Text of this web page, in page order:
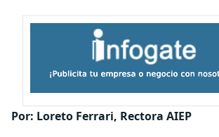
Por: Loreto Ferrari, Rectora AIEP